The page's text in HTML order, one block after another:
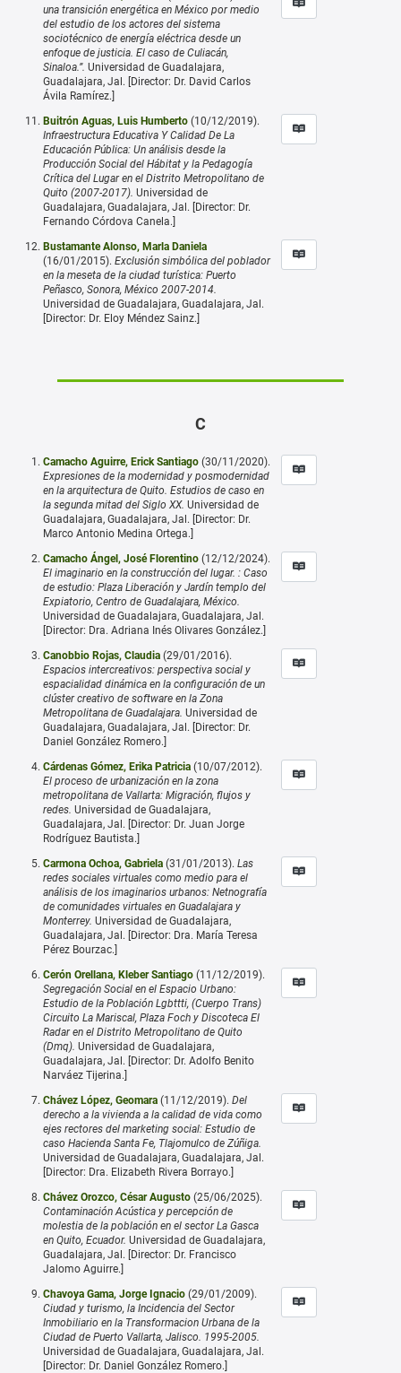
una transición energética en México por medio
del estudio de los actores del sistema
sociotécnico de energía eléctrica desde un
enfoque de justicia. El caso de Culiacán,
Sinaloa.”. Universidad de Guadalajara,
Guadalajara, Jal. [Director: Dr. David Carlos
Ávila Ramírez.]
Buitrón Aguas, Luis Humberto (10/12/2019).
Infraestructura Educativa Y Calidad De La
Educación Pública: Un análisis desde la
Producción Social del Hábitat y la Pedagogía
Crítica del Lugar en el Distrito Metropolitano de
Quito (2007-2017). Universidad de
Guadalajara, Guadalajara, Jal. [Director: Dr.
Fernando Córdova Canela.]
Bustamante Alonso, Marla Daniela
(16/01/2015). Exclusión simbólica del poblador
en la meseta de la ciudad turística: Puerto
Peñasco, Sonora, México 2007-2014.
Universidad de Guadalajara, Guadalajara, Jal.
[Director: Dr. Eloy Méndez Sainz.]
C
Camacho Aguirre, Erick Santiago (30/11/2020).
Expresiones de la modernidad y posmodernidad
en la arquitectura de Quito. Estudios de caso en
la segunda mitad del Siglo XX. Universidad de
Guadalajara, Guadalajara, Jal. [Director: Dr.
Marco Antonio Medina Ortega.]
Camacho Ángel, José Florentino (12/12/2024).
El imaginario en la construcción del lugar. : Caso
de estudio: Plaza Liberación y Jardín templo del
Expiatorio, Centro de Guadalajara, México.
Universidad de Guadalajara, Guadalajara, Jal.
[Director: Dra. Adriana Inés Olivares González.]
Canobbio Rojas, Claudia (29/01/2016).
Espacios intercreativos: perspectiva social y
espacialidad dinámica en la configuración de un
clúster creativo de software en la Zona
Metropolitana de Guadalajara. Universidad de
Guadalajara, Guadalajara, Jal. [Director: Dr.
Daniel González Romero.]
Cárdenas Gómez, Erika Patricia (10/07/2012).
El proceso de urbanización en la zona
metropolitana de Vallarta: Migración, flujos y
redes. Universidad de Guadalajara,
Guadalajara, Jal. [Director: Dr. Juan Jorge
Rodríguez Bautista.]
Carmona Ochoa, Gabriela (31/01/2013). Las
redes sociales virtuales como medio para el
análisis de los imaginarios urbanos: Netnografía
de comunidades virtuales en Guadalajara y
Monterrey. Universidad de Guadalajara,
Guadalajara, Jal. [Director: Dra. María Teresa
Pérez Bourzac.]
Cerón Orellana, Kleber Santiago (11/12/2019).
Segregación Social en el Espacio Urbano:
Estudio de la Población Lgbttti, (Cuerpo Trans)
Circuito La Mariscal, Plaza Foch y Discoteca El
Radar en el Distrito Metropolitano de Quito
(Dmq). Universidad de Guadalajara,
Guadalajara, Jal. [Director: Dr. Adolfo Benito
Narváez Tijerina.]
Chávez López, Geomara (11/12/2019). Del
derecho a la vivienda a la calidad de vida como
ejes rectores del marketing social: Estudio de
caso Hacienda Santa Fe, Tlajomulco de Zúñiga.
Universidad de Guadalajara, Guadalajara, Jal.
[Director: Dra. Elizabeth Rivera Borrayo.]
Chávez Orozco, César Augusto (25/06/2025).
Contaminación Acústica y percepción de
molestia de la población en el sector La Gasca
en Quito, Ecuador. Universidad de Guadalajara,
Guadalajara, Jal. [Director: Dr. Francisco
Jalomo Aguirre.]
Chavoya Gama, Jorge Ignacio (29/01/2009).
Ciudad y turismo, la Incidencia del Sector
Inmobiliario en la Transformacion Urbana de la
Ciudad de Puerto Vallarta, Jalisco. 1995-2005.
Universidad de Guadalajara, Guadalajara, Jal.
[Director: Dr. Daniel González Romero.]